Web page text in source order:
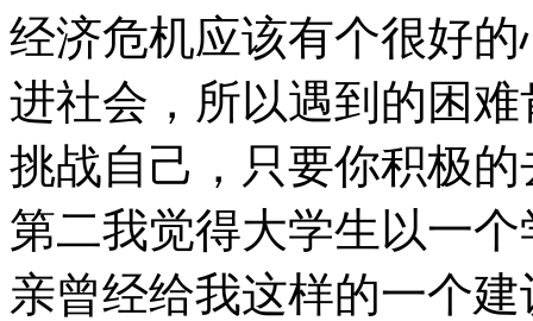
经济危机应该有个很好
进社会，所以遇到的困
挑战自己，只要你积极
第二我觉得大学生以一
亲曾经给我这样的一个